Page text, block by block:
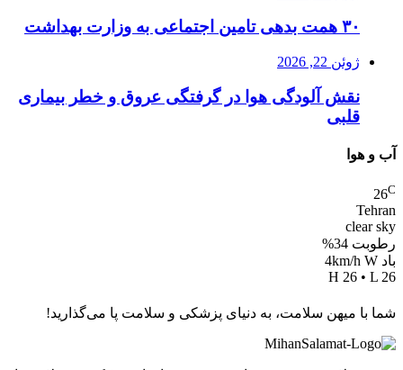
۳۰ همت بدهی تامین اجتماعی به وزارت بهداشت
ژوئن 22, 2026
نقش آلودگی هوا در گرفتگی عروق و خطر بیماری
قلبی
آب و هوا
26C
Tehran
clear sky
رطوبت 34%
باد 4km/h W
H 26 • L 26
شما با میهن سلامت، به دنیای پزشکی و سلامت پا می‌گذارید!